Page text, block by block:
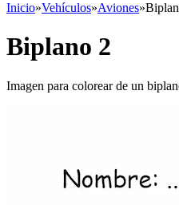
Inicio»Vehículos»Aviones»
Biplano 2
Imagen para colorear de un